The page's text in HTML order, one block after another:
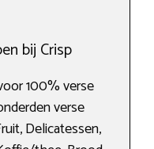
bij Crisp
100% verse
verse
Delicatessen,